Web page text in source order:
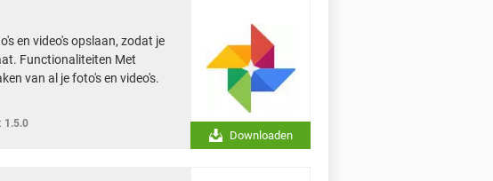
en video's opslaan, zodat je
Functionaliteiten Met
van al je foto's en video's.
1.5.0
Downloaden